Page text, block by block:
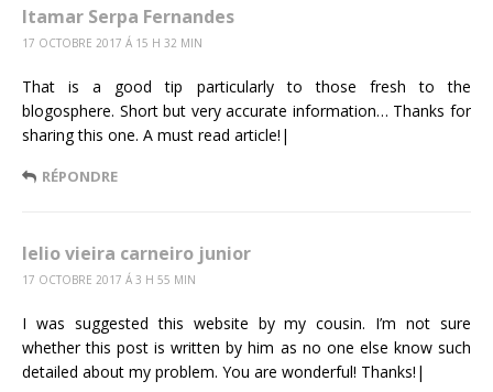
Itamar Serpa Fernandes
17 OCTOBRE 2017 Á 15 H 32 MIN
That is a good tip particularly to those fresh to the
blogosphere. Short but very accurate information… Thanks for
sharing this one. A must read article!|
RÉPONDRE
lelio vieira carneiro junior
17 OCTOBRE 2017 Á 3 H 55 MIN
I was suggested this website by my cousin. I’m not sure
whether this post is written by him as no one else know such
detailed about my problem. You are wonderful! Thanks!|